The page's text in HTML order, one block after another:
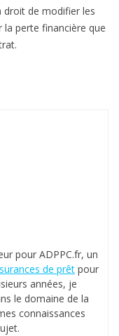
droit de modifier les
perte financière que
pour ADPPC.fr, un
de prêt pour
années, je
le domaine de la
connaissances